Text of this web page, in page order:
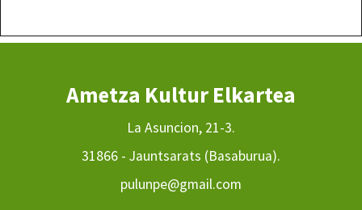
Ametza Kultur Elkartea
La Asuncion, 21-3.
31866 - Jauntsarats (Basaburua).
pulunpe@gmail.com